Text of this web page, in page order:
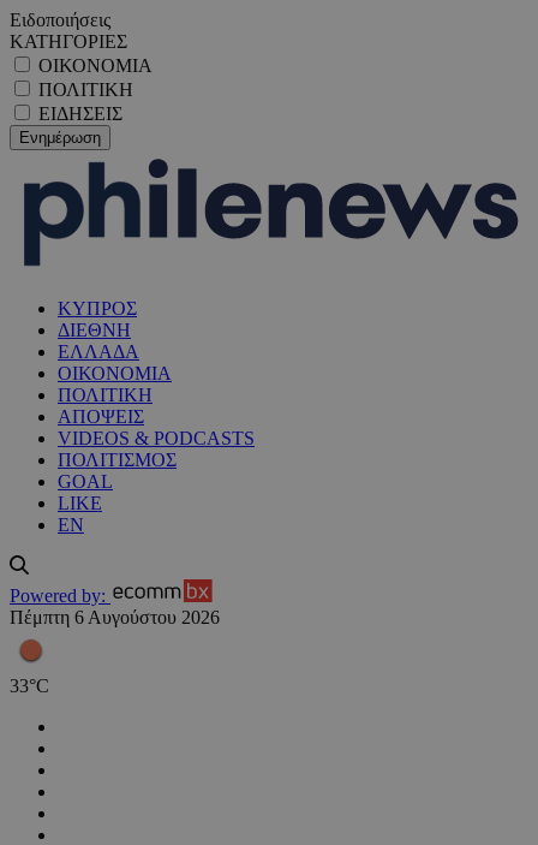
Ειδοποιήσεις
ΚΑΤΗΓΟΡΙΕΣ
ΟΙΚΟΝΟΜΙΑ
ΠΟΛΙΤΙΚΗ
ΕΙΔΗΣΕΙΣ
ΚΥΠΡΟΣ
ΔΙΕΘΝΗ
ΕΛΛΑΔΑ
ΟΙΚΟΝΟΜΙΑ
ΠΟΛΙΤΙΚΗ
ΑΠΟΨΕΙΣ
VIDEOS & PODCASTS
ΠΟΛΙΤΙΣΜΟΣ
GOAL
LIKE
EN
Powered by:
Πέμπτη 6 Αυγούστου 2026
33°C